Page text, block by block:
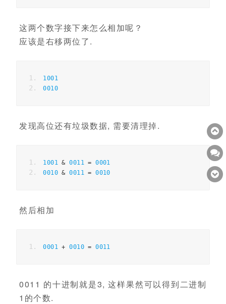
这两个数字接下来怎么相加呢？
应该是右移两位了.
1001
0010
发现高位还有垃圾数据, 需要清理掉.
1001 & 0011 = 0001
0010 & 0011 = 0010
然后相加
0001 + 0010 = 0011
0011 的十进制就是3, 这样果然可以得到二进制
1的个数.